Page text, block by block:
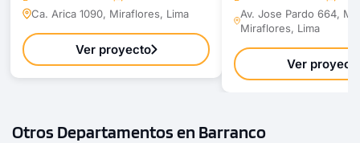
Ca. Arica 1090, Miraflores, Lima
Ver proyecto
Av. Jose Pardo 664,
Miraflores, Lima
Ver
Otros Departamentos en Barranco